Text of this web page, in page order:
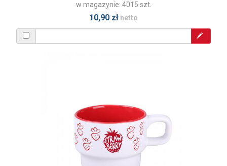
w magazynie: 4015 szt.
10,90 zł netto